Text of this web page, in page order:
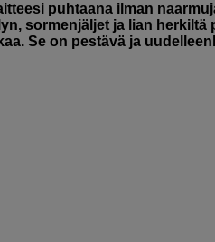
puhtaana ilman
sormenjäljet ja lian herkiltä
Se on pestävä ja